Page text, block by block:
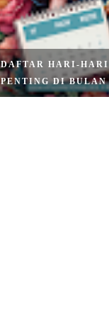
DAFTAR HARI
BULAN OKTOBE...